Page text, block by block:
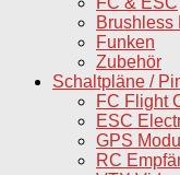
Brushless
Funken
Zubehör
Schaltpläne /
FC Flight
ESC
GPS
RC